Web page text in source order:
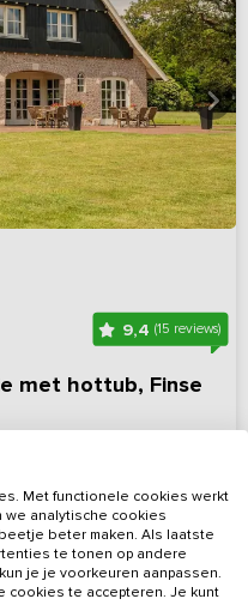
9,4(15 reviews)
met hottub, Finse
Nee
Bekijk details
Met functionele cookies werkt
analytische cookies
beter maken. Als laatste
te tonen op andere
je je voorkeuren aanpassen.
cookies te accepteren. Je kunt